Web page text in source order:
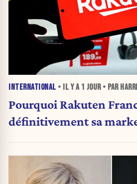
INTERNATIONAL • IL Y A 1 JOUR• PAR
Pourquoi Rakuten
définitivement sa